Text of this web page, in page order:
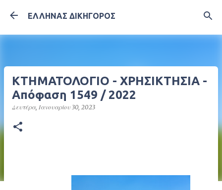
Μετάβαση στο κύριο περιεχόμενο
ΕΛΛΗΝΑΣ ΔΙΚΗΓΟΡΟΣ
ΚΤΗΜΑΤΟΛΟΓΙΟ - ΧΡΗΣΙΚΤΗΣΙΑ -
Απόφαση 1549 / 2022
Δευτέρα, Ιανουαρίου 30, 2023